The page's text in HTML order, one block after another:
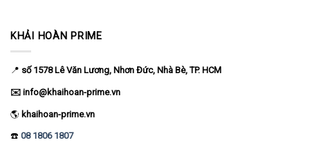
KHẢI HOÀN PRIME
📍 số 1578 Lê Văn Lương, Nhơn Đức, Nhà Bè, TP. HCM
✉️ info@khaihoan-prime.vn
🌎 khaihoan-prime.vn
☎️ 08 1806 1807